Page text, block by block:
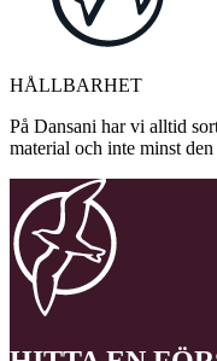
HÅLLBARHET
På Dansani har vi alltid
material och inte minst